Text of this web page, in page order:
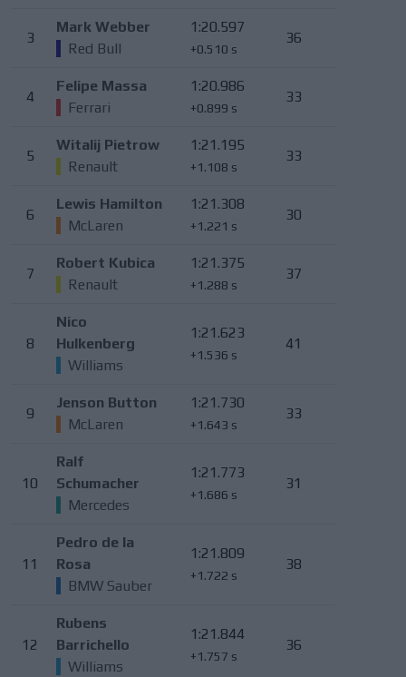
3
Mark Webber
Red Bull
1:20.597
+0.510 s
36
4
Felipe Massa
Ferrari
1:20.986
+0.899 s
33
5
Witalij Pietrow
Renault
1:21.195
+1.108 s
33
6
Lewis Hamilton
McLaren
1:21.308
+1.221 s
30
7
Robert Kubica
Renault
1:21.375
+1.288 s
37
8
Nico
Hulkenberg
Williams
1:21.623
+1.536 s
41
9
Jenson Button
McLaren
1:21.730
+1.643 s
33
10
Ralf
Schumacher
Mercedes
1:21.773
+1.686 s
31
11
Pedro de la
Rosa
BMW Sauber
1:21.809
+1.722 s
38
12
Rubens
Barrichello
Williams
1:21.844
+1.757 s
36